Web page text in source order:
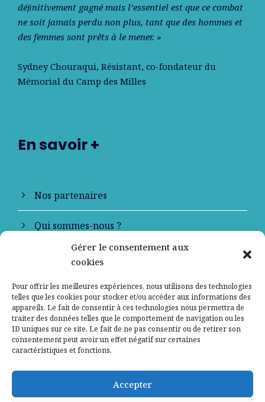
Gérer le consentement aux
cookies
Pour offrir les meilleures expériences, nous utilisons des technologies
telles que les cookies pour stocker et/ou accéder aux informations des
appareils. Le fait de consentir à ces technologies nous permettra de
traiter des données telles que le comportement de navigation ou les
ID uniques sur ce site. Le fait de ne pas consentir ou de retirer son
consentement peut avoir un effet négatif sur certaines
caractéristiques et fonctions.
Accepter
déﬁnitivement gagné mais l’essentiel est que ce combat
ne soit jamais perdu non plus, tant que des hommes et
des femmes sont prêts à le mener. »
Sydney Chouraqui, Résistant, co-fondateur du
Mémorial du Camp des Milles
En savoir +
Nos partenaires
Qui sommes-nous ?
Contactez-nous
Mentions légales
Politique de confidentialité